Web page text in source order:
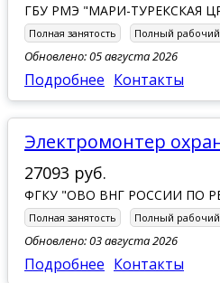
ГБУ РМЭ "МАРИ-ТУРЕКСКАЯ
Полная занятость Полный
Обновлено: 05 августа 2026
Подробнее Контакты
Электромонтер
27093 руб.
ФГКУ "ОВО ВНГ РОССИИ ПО
Полная занятость Полный
Обновлено: 03 августа 2026
Подробнее Контакты